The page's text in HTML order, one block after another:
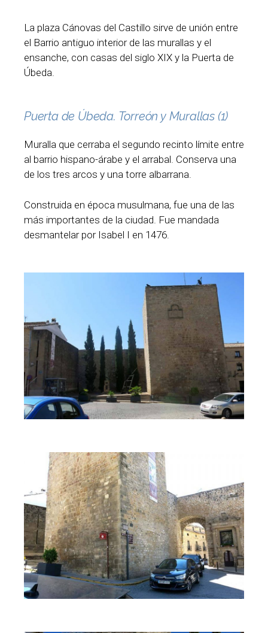
La plaza Cánovas del Castillo sirve de unión entre
el Barrio antiguo interior de las murallas y el
ensanche, con casas del siglo XIX y la Puerta de
Úbeda.
Puerta de Úbeda. Torreón y Murallas (1)
Muralla que cerraba el segundo recinto límite entre
al barrio hispano-árabe y el arrabal. Conserva una
de los tres arcos y una torre albarrana.
Construida en época musulmana, fue una de las
más importantes de la ciudad. Fue mandada
desmantelar por Isabel I en 1476.